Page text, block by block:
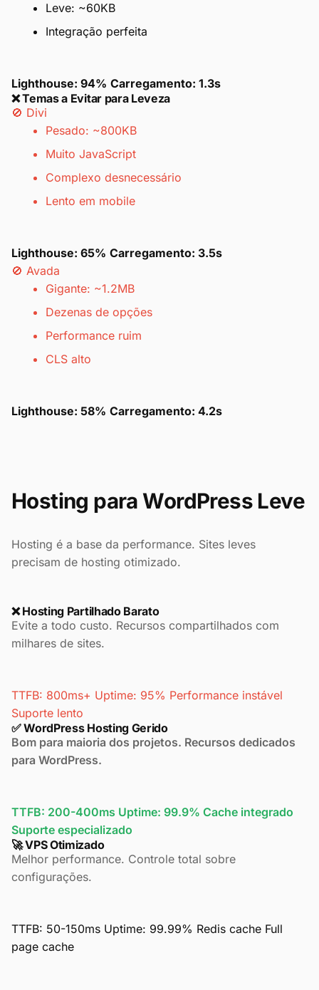
Leve: ~60KB
Integração perfeita
Lighthouse: 94% Carregamento: 1.3s
❌ Temas a Evitar para Leveza
🚫 Divi
Pesado: ~800KB
Muito JavaScript
Complexo desnecessário
Lento em mobile
Lighthouse: 65% Carregamento: 3.5s
🚫 Avada
Gigante: ~1.2MB
Dezenas de opções
Performance ruim
CLS alto
Lighthouse: 58% Carregamento: 4.2s
Hosting para WordPress Leve
Hosting é a base da performance. Sites leves
precisam de hosting otimizado.
❌ Hosting Partilhado Barato
Evite a todo custo. Recursos compartilhados com
milhares de sites.
TTFB: 800ms+ Uptime: 95% Performance instável
Suporte lento
✅ WordPress Hosting Gerido
Bom para maioria dos projetos. Recursos dedicados
para WordPress.
TTFB: 200-400ms Uptime: 99.9% Cache integrado
Suporte especializado
🚀 VPS Otimizado
Melhor performance. Controle total sobre
configurações.
TTFB: 50-150ms Uptime: 99.99% Redis cache Full
page cache